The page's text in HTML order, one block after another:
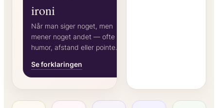
ironi
Når man siger noget, men
mener noget andet — ofte for
humor, afstand eller pointe.
Se forklaringen